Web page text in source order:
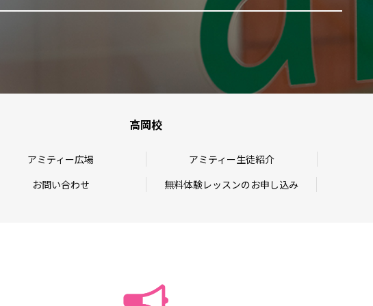
高岡校
アミティー広場 アミティー生徒紹介
お問い合わせ
無料体験レッスンのお申し込み